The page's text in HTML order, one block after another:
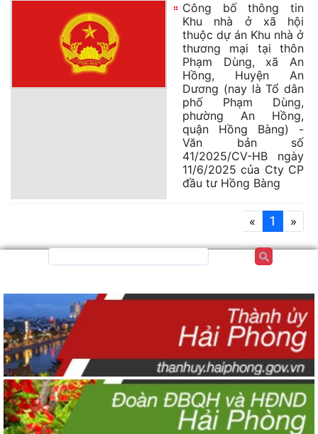
Công bố thông tin
Khu nhà ở xã hội
thuộc dự án Khu nhà ở
thương mại tại thôn
Phạm Dùng, xã An
Hồng, Huyện An
Dương (nay là Tổ dân
phố Phạm Dùng,
phường An Hồng,
quận Hồng Bàng) -
Văn bản số
41/2025/CV-HB ngày
11/6/2025 của Cty CP
đầu tư Hồng Bàng
« 1 »